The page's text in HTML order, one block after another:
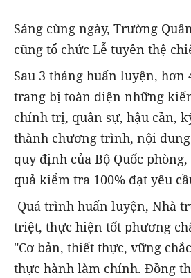
Sáng cùng ngày, Trường
cũng tổ chức Lễ tuyên thệ
Sau 3 tháng huấn luyện, hơn
trang bị toàn diện những
chính trị, quân sự, hậu cần,
thành chương trình, nội
quy định của Bộ Quốc
quả kiểm tra 100% đạt yêu
Quá trình huấn luyện, Nhà
triệt, thực hiện tốt phương
"Cơ bản, thiết thực, vững
thực hành làm chính. Đồng